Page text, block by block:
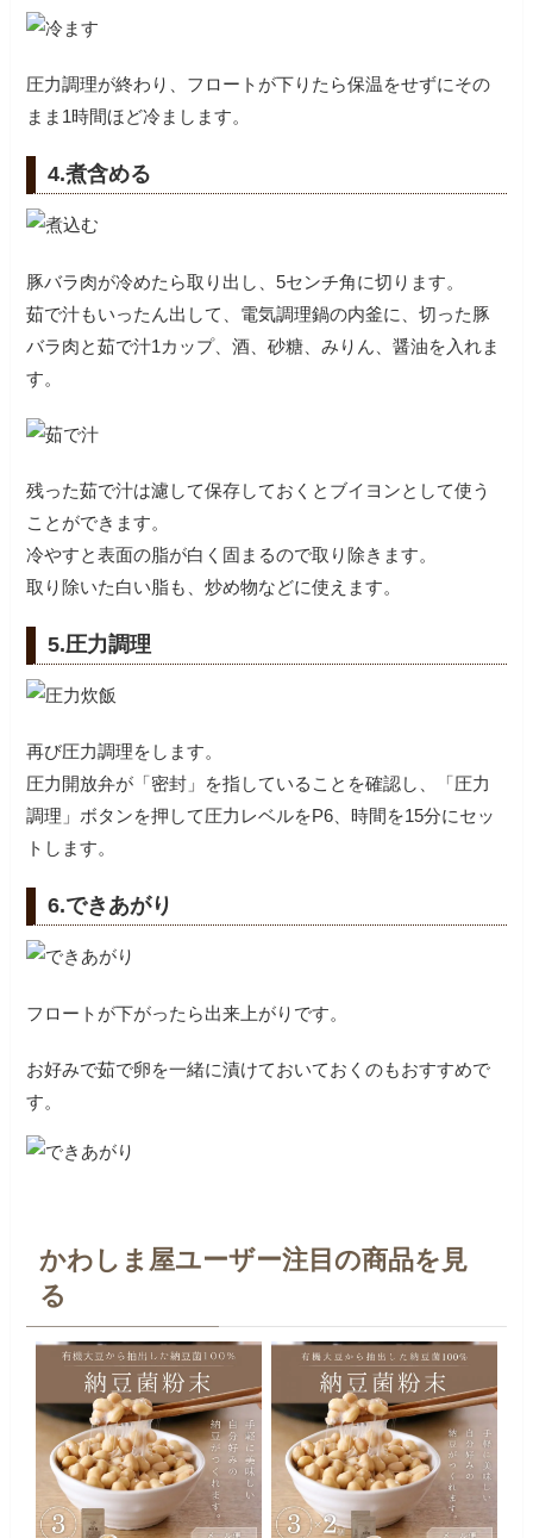
圧力調理が終わり、フロートが下りたら保温をせずにその
まま1時間ほど冷まします。
4.煮含める
豚バラ肉が冷めたら取り出し、5センチ角に切ります。
茹で汁もいったん出して、電気調理鍋の内釜に、切った豚
バラ肉と茹で汁1カップ、酒、砂糖、みりん、醤油を入れま
す。
残った茹で汁は濾して保存しておくとブイヨンとして使う
ことができます。
冷やすと表面の脂が白く固まるので取り除きます。
取り除いた白い脂も、炒め物などに使えます。
5.圧力調理
再び圧力調理をします。
圧力開放弁が「密封」を指していることを確認し、「圧力
調理」ボタンを押して圧力レベルをP6、時間を15分にセッ
6.できあがり
フロートが下がったら出来上がりです。
お好みで茹で卵を一緒に漬けておいておくのもおすすめで
す。
かわしま屋ユーザー注目の商品を見
る